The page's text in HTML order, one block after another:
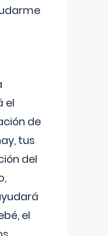
el
de
tus
del
el